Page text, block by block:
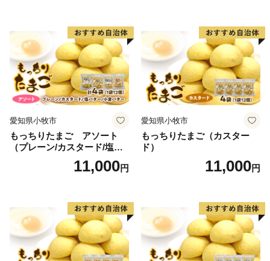
愛知県小牧市
もっちりたまご アソート
（プレーン/カスタード/塩バ
ター/小倉バター）11,000円
愛知県小牧市
もっちりたまご（カスター
ド）
11,000円